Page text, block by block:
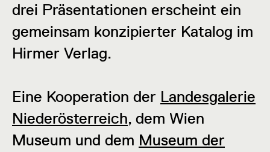
drei Präsentationen erscheint ein
gemeinsam konzipierter Katalog im
Hirmer Verlag.
Eine Kooperation der Landesgalerie
Niederösterreich, dem Wien
Museum und dem Museum der